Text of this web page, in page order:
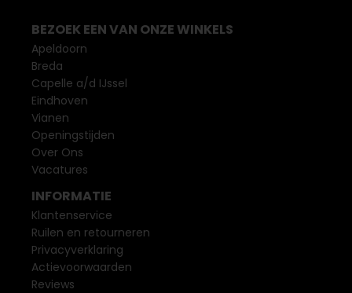
BEZOEK EEN VAN ONZE WINKELS
Apeldoorn
Breda
Capelle a/d IJssel
Eindhoven
Vianen
Openingstijden
Over Ons
Vacatures
INFORMATIE
Klantenservice
Ruilen en retourneren
Privacyverklaring
Actievoorwaarden
Reviews